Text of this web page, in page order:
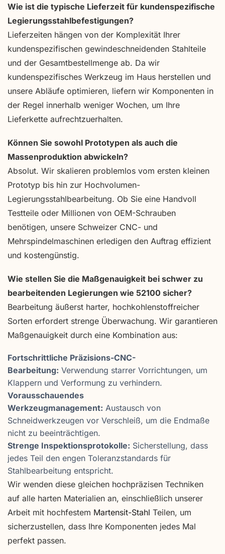
Wie ist die typische Lieferzeit für kundenspezifische
Legierungsstahlbefestigungen?
Lieferzeiten hängen von der Komplexität Ihrer
kundenspezifischen gewindeschneidenden Stahlteile
und der Gesamtbestellmenge ab. Da wir
kundenspezifisches Werkzeug im Haus herstellen und
unsere Abläufe optimieren, liefern wir Komponenten in
der Regel innerhalb weniger Wochen, um Ihre
Lieferkette aufrechtzuerhalten.
Können Sie sowohl Prototypen als auch die
Massenproduktion abwickeln?
Absolut. Wir skalieren problemlos vom ersten kleinen
Prototyp bis hin zur Hochvolumen-
Legierungsstahlbearbeitung. Ob Sie eine Handvoll
Testteile oder Millionen von OEM-Schrauben
benötigen, unsere Schweizer CNC- und
Mehrspindelmaschinen erledigen den Auftrag effizient
und kostengünstig.
Wie stellen Sie die Maßgenauigkeit bei schwer zu
bearbeitenden Legierungen wie 52100 sicher?
Bearbeitung äußerst harter, hochkohlenstoffreicher
Sorten erfordert strenge Überwachung. Wir garantieren
Maßgenauigkeit durch eine Kombination aus:
Fortschrittliche Präzisions-CNC-
Bearbeitung: Verwendung starrer Vorrichtungen, um
Klappern und Verformung zu verhindern.
Vorausschauendes
Werkzeugmanagement: Austausch von
Schneidwerkzeugen vor Verschleiß, um die Endmaße
nicht zu beeinträchtigen.
Strenge Inspektionsprotokolle: Sicherstellung, dass
jedes Teil den engen Toleranzstandards für
Stahlbearbeitung entspricht.
Wir wenden diese gleichen hochpräzisen Techniken
auf alle harten Materialien an, einschließlich unserer
Arbeit mit hochfestem Martensit-Stahl Teilen, um
sicherzustellen, dass Ihre Komponenten jedes Mal
perfekt passen.